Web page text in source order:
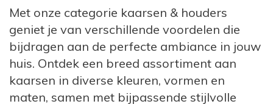
Met onze categorie kaarsen & houders
geniet je van verschillende voordelen die
bijdragen aan de perfecte ambiance in jouw
huis. Ontdek een breed assortiment aan
kaarsen in diverse kleuren, vormen en
maten, samen met bijpassende stijlvolle